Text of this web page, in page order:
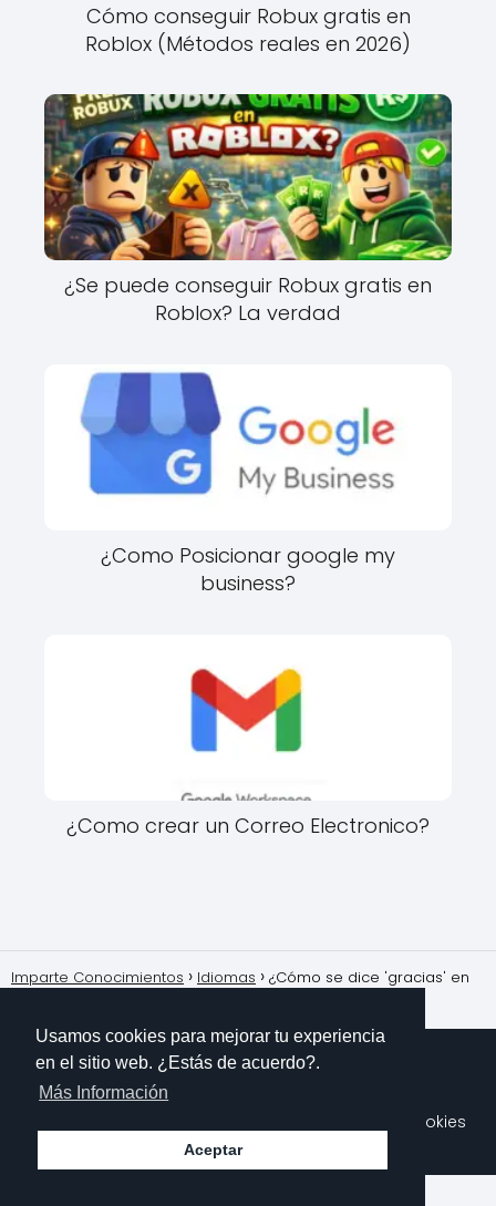
Cómo conseguir Robux gratis en
Roblox (Métodos reales en 2026)
¿Se puede conseguir Robux gratis en
Roblox? La verdad
¿Como Posicionar google my
business?
¿Como crear un Correo Electronico?
Imparte Conocimientos Idiomas
¿Cómo se dice 'gracias' en
Política de Cookies
Polítioca de Privacidad
Usamos cookies para mejorar tu experiencia
en el sitio web. ¿Estás de acuerdo?.
Más Información
Aceptar